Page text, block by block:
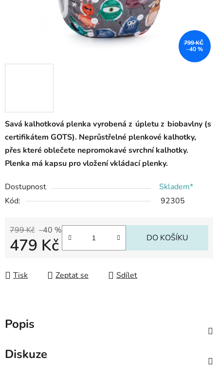
Savá kalhotková plenka vyrobená z úpletu z biobavlny (s
certifikátem GOTS). Neprůstřelné plenkové kalhotky,
přes které oblečete nepromokavé svrchní kalhotky.
Plenka má kapsu pro vložení vkládací plenky.
Dostupnost
Skladem*
Kód:
92305
799 Kč –40 %
479 Kč DO KOŠÍKU
Tisk Zeptat se Sdílet
799 KČ
–40 %
Popis
Diskuze